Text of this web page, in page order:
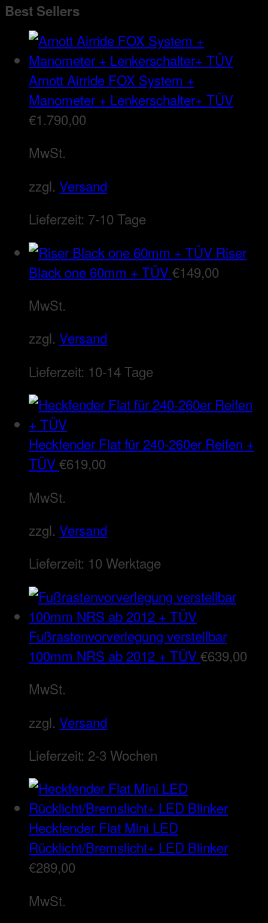
Best Sellers
Arnott Airride FOX System +
Manometer + Lenkerschalter+ TÜV
€1.790,00
MwSt.
zzgl. Versand
Lieferzeit: 7-10 Tage
Riser
Black one 60mm + TÜV€149,00
MwSt.
zzgl. Versand
Lieferzeit: 10-14 Tage
Heckfender Flat für 240-260er Reifen +
TÜV€619,00
MwSt.
zzgl. Versand
Lieferzeit: 10 Werktage
Fußrastenvorverlegung verstellbar
100mm NRS ab 2012 + TÜV€639,00
MwSt.
zzgl. Versand
Lieferzeit: 2-3 Wochen
Heckfender Flat Mini LED
Rücklicht/Bremslicht+ LED Blinker
€289,00
MwSt.